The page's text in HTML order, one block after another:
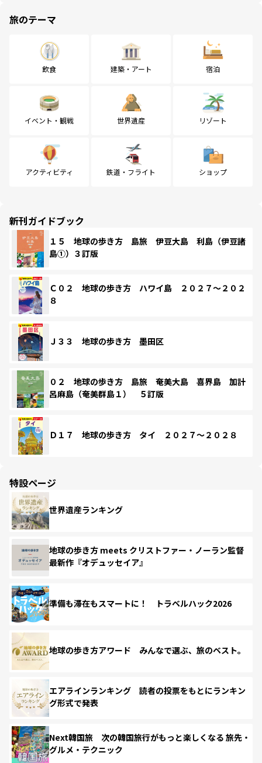
旅のテーマ
飲食 建築・アート 宿泊
イベント・観戦 世界遺産 リゾート
アクティビティ 鉄道・フライト ショップ
新刊ガイドブック
１５ 地球の歩き方 島旅 伊豆大島 利島（伊豆諸
島①）３訂版
Ｃ０２ 地球の歩き方 ハワイ島 ２０２７～２０２
８
Ｊ３３ 地球の歩き方 墨田区
０２ 地球の歩き方 島旅 奄美大島 喜界島 加計
呂麻島（奄美群島１） ５訂版
Ｄ１７ 地球の歩き方 タイ ２０２７～２０２８
特設ページ
世界遺産ランキング
地球の歩き方 meets クリストファー・ノーラン監督
最新作『オデュッセイア』
準備も滞在もスマートに！ トラベルハック2026
地球の歩き方アワード みんなで選ぶ、旅のベスト。
エアラインランキング 読者の投票をもとにランキン
グ形式で発表
Next韓国旅 次の韓国旅行がもっと楽しくなる 旅先・
グルメ・テクニック